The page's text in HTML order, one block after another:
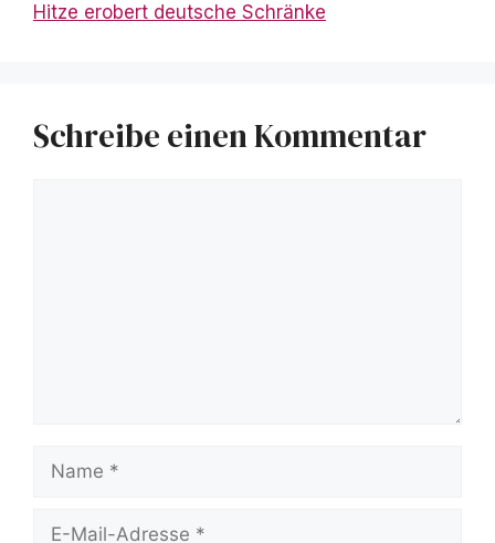
Hitze erobert deutsche Schränke
Schreibe einen Kommentar
Name